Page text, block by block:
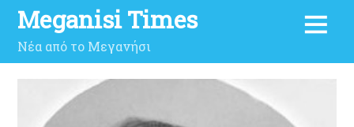
Meganisi Times
Νέα από το Μεγανήσι